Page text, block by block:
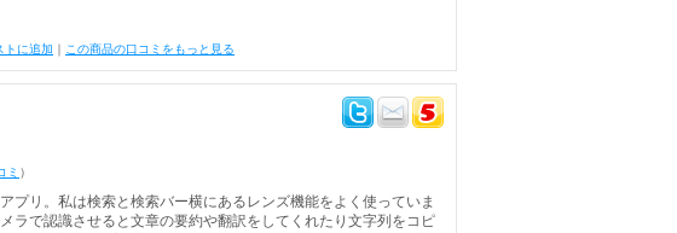
トに追加 ｜ この商品の口コミをもっと見る
ミ ）
プリ。私は検索と検索バー横にあるレンズ機能をよく使っていま
ラで認識させると文章の要約や翻訳をしてくれたり文字列をコピ